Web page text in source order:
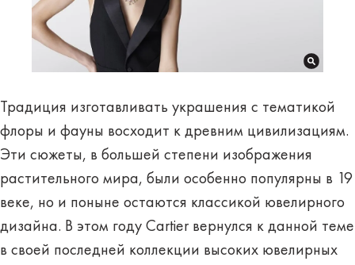
Традиция изготавливать украшения с тематикой
флоры и фауны восходит к древним цивилизациям.
Эти сюжеты, в большей степени изображения
растительного мира, были особенно популярны в 19
веке, но и поныне остаются классикой ювелирного
дизайна. В этом году Cartier вернулся к данной теме
в своей последней коллекции высоких ювелирных